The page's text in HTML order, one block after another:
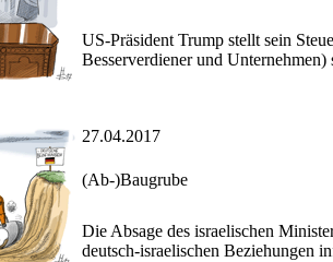
US-Präsident Trump stellt sein
Besserverdiener und
27.04.2017
(Ab-)Baugrube
Die Absage des israelischen
deutsch-israelischen Beziehungen